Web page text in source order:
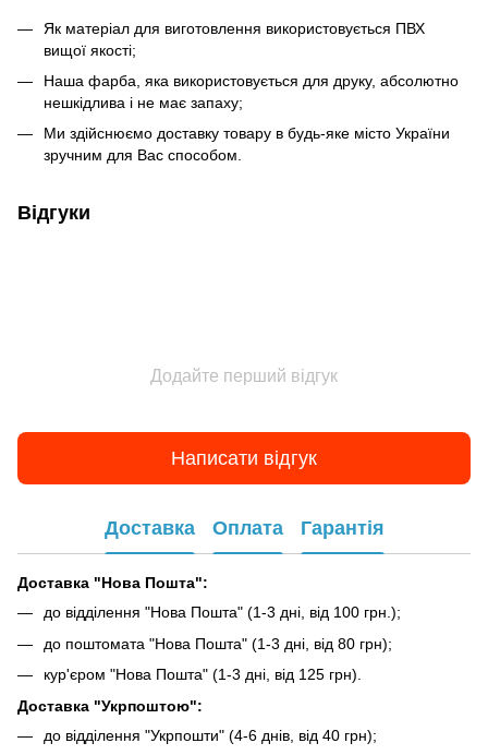
Як матеріал для виготовлення використовується ПВХ
вищої якості;
Наша фарба, яка використовується для друку, абсолютно
нешкідлива і не має запаху;
Ми здійснюємо доставку товару в будь-яке місто України
зручним для Вас способом.
Відгуки
Додайте перший відгук
Написати відгук
Доставка Оплата Гарантія
Доставка "Нова Пошта":
до відділення "Нова Пошта" (1-3 дні, від 100 грн.);
до поштомата "Нова Пошта" (1-3 дні, від 80 грн);
кур'єром "Нова Пошта" (1-3 дні, від 125 грн).
Доставка "Укрпоштою":
до відділення "Укрпошти" (4-6 днів, від 40 грн);